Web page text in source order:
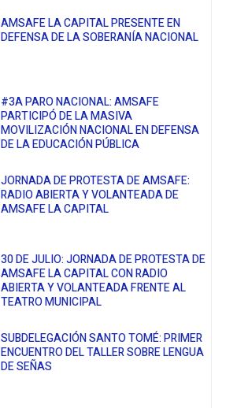
AMSAFE LA CAPITAL PRESENTE EN
DEFENSA DE LA SOBERANÍA NACIONAL
#3A PARO NACIONAL: AMSAFE
PARTICIPÓ DE LA MASIVA
MOVILIZACIÓN NACIONAL EN DEFENSA
DE LA EDUCACIÓN PÚBLICA
JORNADA DE PROTESTA DE AMSAFE:
RADIO ABIERTA Y VOLANTEADA DE
AMSAFE LA CAPITAL
30 DE JULIO: JORNADA DE PROTESTA DE
AMSAFE LA CAPITAL CON RADIO
ABIERTA Y VOLANTEADA FRENTE AL
TEATRO MUNICIPAL
SUBDELEGACIÓN SANTO TOMÉ: PRIMER
ENCUENTRO DEL TALLER SOBRE LENGUA
DE SEÑAS